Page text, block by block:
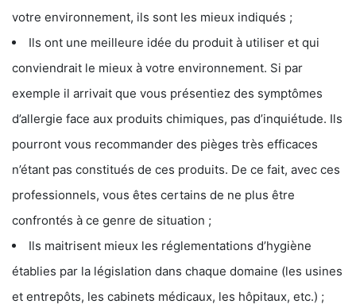
votre environnement, ils sont les mieux indiqués ;
Ils ont une meilleure idée du produit à utiliser et qui
conviendrait le mieux à votre environnement. Si par
exemple il arrivait que vous présentiez des symptômes
d’allergie face aux produits chimiques, pas d’inquiétude. Ils
pourront vous recommander des pièges très efficaces
n’étant pas constitués de ces produits. De ce fait, avec ces
professionnels, vous êtes certains de ne plus être
confrontés à ce genre de situation ;
Ils maitrisent mieux les réglementations d’hygiène
établies par la législation dans chaque domaine (les usines
et entrepôts, les cabinets médicaux, les hôpitaux, etc.) ;